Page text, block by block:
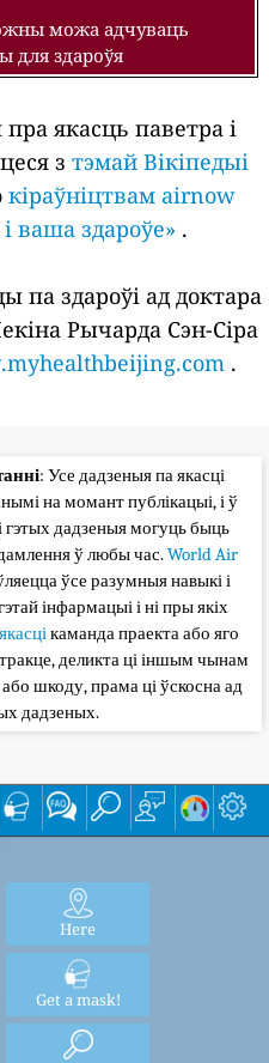
можа адчуваць
для здароўя
якасць паветра і
з тэмай Вікіпедыі
кіраўніцтвам airnow
ваша здароўе» .
па здароўі ад доктара
Рычарда Сэн-Сіра
.
: Усе дадзеныя па якасці
на момант публікацыі, і ў
гэтых дадзеныя могуць быць
ў любы час.World Air
ўсе разумныя навыкі і
інфармацыі і ні пры якіх
каманда праекта або яго
деликта ці іншым чынам
шкоду, прама ці ўскосна ад
дадзеных.
Here
Get a mask!